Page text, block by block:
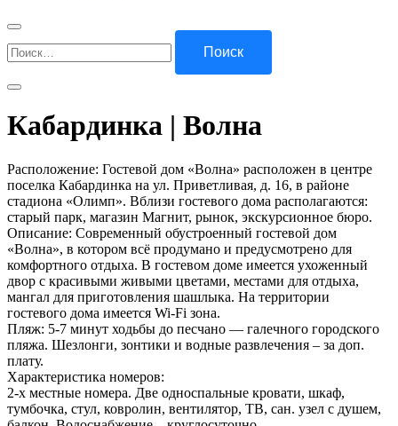
Кабардинка | Волна
Расположение: Гостевой дом «Волна» расположен в центре
поселка Кабардинка на ул. Приветливая, д. 16, в районе
стадиона «Олимп». Вблизи гостевого дома располагаются:
старый парк, магазин Магнит, рынок, экскурсионное бюро.
Описание: Современный обустроенный гостевой дом
«Волна», в котором всё продумано и предусмотрено для
комфортного отдыха. В гостевом доме имеется ухоженный
двор с красивыми живыми цветами, местами для отдыха,
мангал для приготовления шашлыка. На территории
гостевого дома имеется Wi-Fi зона.
Пляж: 5-7 минут ходьбы до песчано — галечного городского
пляжа. Шезлонги, зонтики и водные развлечения – за доп.
плату.
Характеристика номеров:
2-х местные номера. Две односпальные кровати, шкаф,
тумбочка, стул, ковролин, вентилятор, ТВ, сан. узел с душем,